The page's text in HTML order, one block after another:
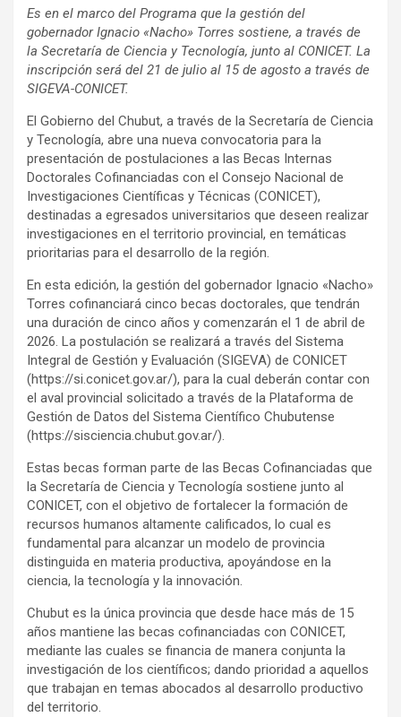
Es en el marco del Programa que la gestión del
gobernador Ignacio «Nacho» Torres sostiene, a través de
la Secretaría de Ciencia y Tecnología, junto al CONICET. La
inscripción será del 21 de julio al 15 de agosto a través de
SIGEVA-CONICET.
El Gobierno del Chubut, a través de la Secretaría de Ciencia
y Tecnología, abre una nueva convocatoria para la
presentación de postulaciones a las Becas Internas
Doctorales Cofinanciadas con el Consejo Nacional de
Investigaciones Científicas y Técnicas (CONICET),
destinadas a egresados universitarios que deseen realizar
investigaciones en el territorio provincial, en temáticas
prioritarias para el desarrollo de la región.
En esta edición, la gestión del gobernador Ignacio «Nacho»
Torres cofinanciará cinco becas doctorales, que tendrán
una duración de cinco años y comenzarán el 1 de abril de
2026. La postulación se realizará a través del Sistema
Integral de Gestión y Evaluación (SIGEVA) de CONICET
(https://si.conicet.gov.ar/), para la cual deberán contar con
el aval provincial solicitado a través de la Plataforma de
Gestión de Datos del Sistema Científico Chubutense
(https://sisciencia.chubut.gov.ar/).
Estas becas forman parte de las Becas Cofinanciadas que
la Secretaría de Ciencia y Tecnología sostiene junto al
CONICET, con el objetivo de fortalecer la formación de
recursos humanos altamente calificados, lo cual es
fundamental para alcanzar un modelo de provincia
distinguida en materia productiva, apoyándose en la
ciencia, la tecnología y la innovación.
Chubut es la única provincia que desde hace más de 15
años mantiene las becas cofinanciadas con CONICET,
mediante las cuales se financia de manera conjunta la
investigación de los científicos; dando prioridad a aquellos
que trabajan en temas abocados al desarrollo productivo
del territorio.